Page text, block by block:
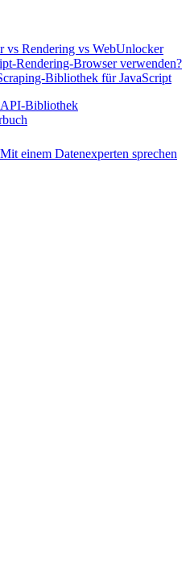
vs Rendering vs WebUnlocker
Rendering-Browser verwenden?
Bibliothek für JavaScript
API-Bibliothek
Mit einem Datenexperten sprechen